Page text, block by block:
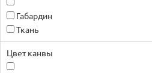
Габардин
Ткань
Цвет канвы